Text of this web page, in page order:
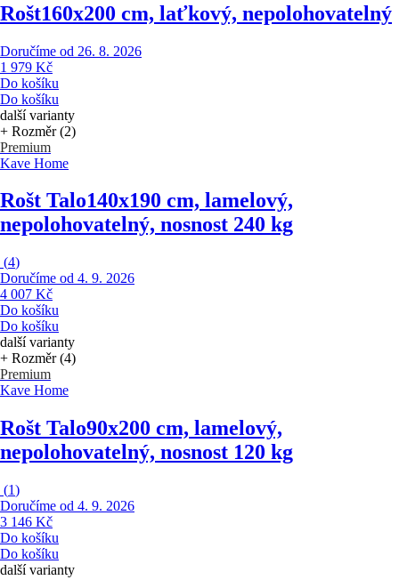
Rošt160x200 cm, laťkový, nepolohovatelný
Doručíme od 26. 8. 2026
1 979 Kč
Do košíku
Do košíku
další varianty
+ Rozměr (2)
Premium
Kave Home
Rošt Talo140x190 cm, lamelový,
nepolohovatelný, nosnost 240 kg
(4)
Doručíme od 4. 9. 2026
4 007 Kč
Do košíku
Do košíku
další varianty
+ Rozměr (4)
Premium
Kave Home
Rošt Talo90x200 cm, lamelový,
nepolohovatelný, nosnost 120 kg
(1)
Doručíme od 4. 9. 2026
3 146 Kč
Do košíku
Do košíku
další varianty